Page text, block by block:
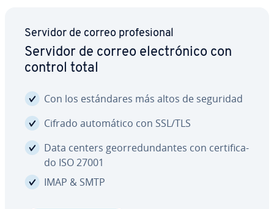
Servidor de correo pro­fe­sio­nal
Servidor de correo ele­c­tró­ni­co con
control total
Con los es­tá­n­da­res más altos de seguridad
Cifrado au­to­má­ti­co con SSL/TLS
Data centers geo­rre­du­n­da­n­tes con ce­r­ti­fi­ca­
do ISO 27001
IMAP & SMTP